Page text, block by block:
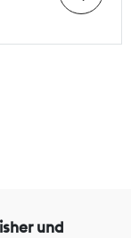
und